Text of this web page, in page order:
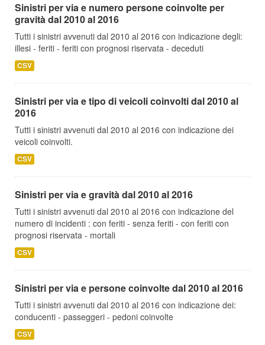
Sinistri per via e numero persone coinvolte per
gravità dal 2010 al 2016
Tutti i sinistri avvenuti dal 2010 al 2016 con indicazione degli:
illesi - feriti - feriti con prognosi riservata - deceduti
CSV
Sinistri per via e tipo di veicoli coinvolti dal 2010 al
2016
Tutti i sinistri avvenuti dal 2010 al 2016 con indicazione dei
veicoli coinvolti.
CSV
Sinistri per via e gravità dal 2010 al 2016
Tutti i sinistri avvenuti dal 2010 al 2016 con indicazione del
numero di incidenti : con feriti - senza feriti - con feriti con
prognosi riservata - mortali
CSV
Sinistri per via e persone coinvolte dal 2010 al 2016
Tutti i sinistri avvenuti dal 2010 al 2016 con indicazione dei:
conducenti - passeggeri - pedoni coinvolte
CSV